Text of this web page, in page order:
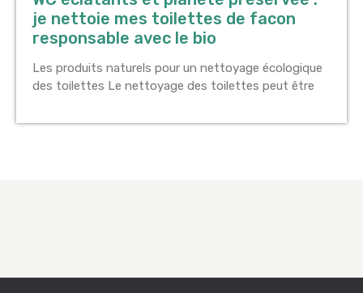
je nettoie mes toilettes de facon
responsable avec le bio
Les produits naturels pour un nettoyage écologique
des toilettes Le nettoyage des toilettes peut être